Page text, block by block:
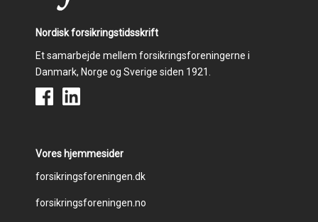
Nordisk forsikringstidsskrift
Et samarbejde mellem forsikringsforeningerne i
Danmark, Norge og Sverige siden 1921.
Vores hjemmesider
Footer
menu
forsikringsforeningen.dk
forsikringsforeningen.no